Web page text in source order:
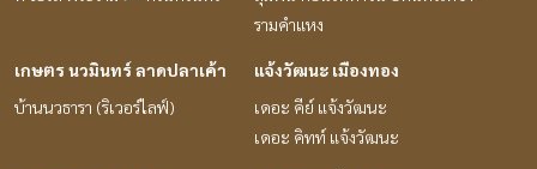
รามคำแหง
เกษตร นวมินทร์ ลาดปลาเค้า
บ้านนวธารา (ริเวอร์ไลฟ์)
แจ้งวัฒนะ เมืองทอง
เดอะ คีย์ แจ้งวัฒนะ
เดอะ คิทท์ แจ้งวัฒนะ